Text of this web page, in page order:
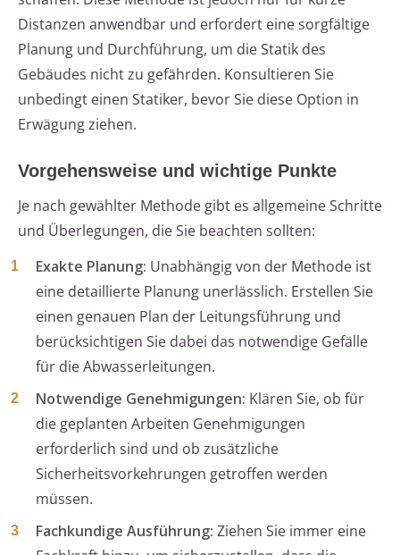
Distanzen anwendbar und erfordert eine sorgfältige
Planung und Durchführung, um die Statik des
Gebäudes nicht zu gefährden. Konsultieren Sie
unbedingt einen Statiker, bevor Sie diese Option in
Erwägung ziehen.
Vorgehensweise und wichtige Punkte
Je nach gewählter Methode gibt es allgemeine Schritte
und Überlegungen, die Sie beachten sollten:
Exakte Planung: Unabhängig von der Methode ist
eine detaillierte Planung unerlässlich. Erstellen Sie
einen genauen Plan der Leitungsführung und
berücksichtigen Sie dabei das notwendige Gefälle
für die Abwasserleitungen.
Notwendige Genehmigungen: Klären Sie, ob für
die geplanten Arbeiten Genehmigungen
erforderlich sind und ob zusätzliche
Sicherheitsvorkehrungen getroffen werden
müssen.
Fachkundige Ausführung: Ziehen Sie immer eine